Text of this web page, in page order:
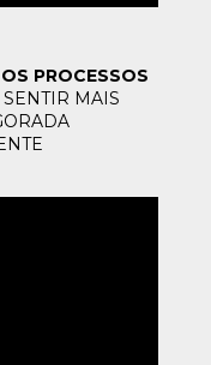
PROCESSOS
MAIS